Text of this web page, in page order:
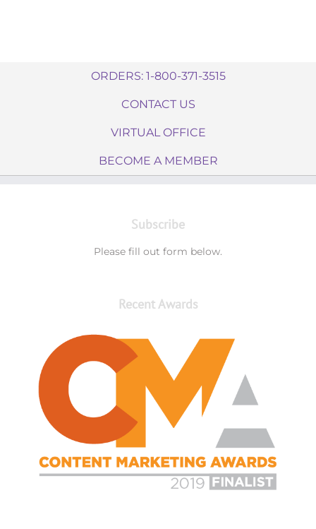
ORDERS: 1-800-371-3515
CONTACT US
VIRTUAL OFFICE
BECOME A MEMBER
Subscribe
Please fill out form below.
Recent Awards